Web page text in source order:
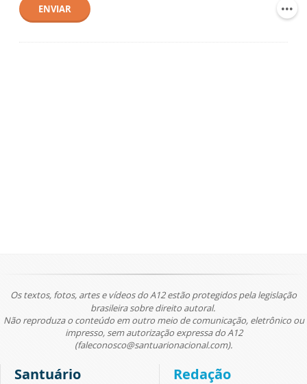
ENVIAR
Os textos, fotos, artes e vídeos do A12 estão protegidos pela legislação
brasileira sobre direito autoral.
Não reproduza o conteúdo em outro meio de comunicação, eletrônico ou
impresso, sem autorização expressa do A12
(faleconosco@santuarionacional.com).
Santuário Redação